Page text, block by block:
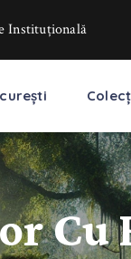
Instituţională